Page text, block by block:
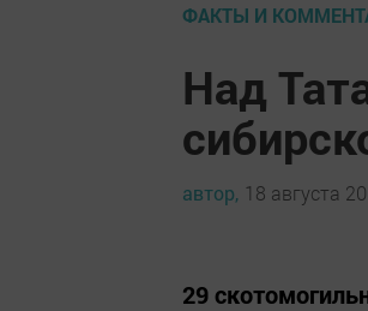
ФАКТЫ И
Над
автор, 18 августа
29